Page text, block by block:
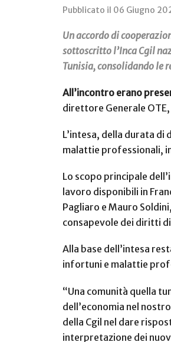
Pubblicato il 06 Giugno
Un accordo di
sottoscritto l’Inca Cgil
Tunisia, consolidando le
All’incontro erano
direttore Generale
L’intesa, della durata
malattie professionali,
Lo scopo principale
lavoro disponibili in
Pagliaro e Mauro
consapevole dei diritti
Alla base dell’intesa
infortuni e malattie
“Una comunità quella
dell’economia nel
della Cgil nel dare
interpretazione dei